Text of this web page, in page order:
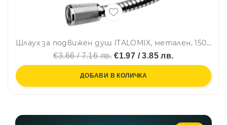
Шлаух за подвижен душ ITALOMIX, метален, 150 см, ниско бюджетен вариант маркуч
€3.66 / 7.16 лв.€1.97 / 3.85 лв.
ДОБАВИ В КОЛИЧКА